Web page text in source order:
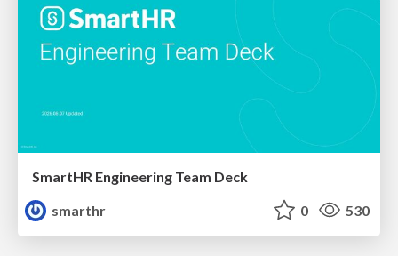
SmartHR Engineering Team Deck
smarthr
0 530